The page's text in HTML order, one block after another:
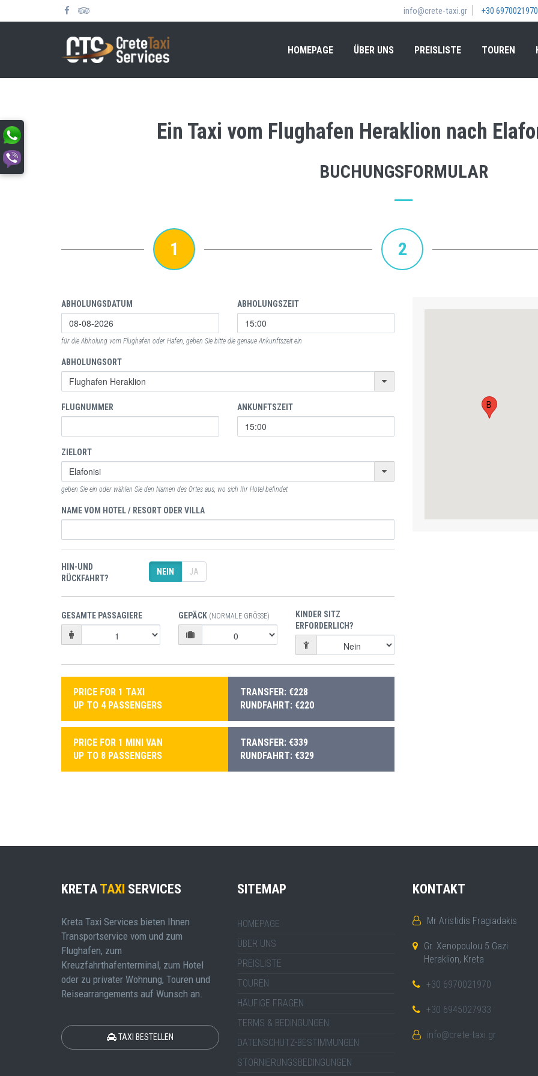
info@crete-taxi.gr +30 6970021970
HOMEPAGE ÜBER UNS PREISLISTE TOUREN
Ein Taxi vom Flughafen Heraklion nach
BUCHUNGSFORMULAR
1 2
ABHOLUNGSDATUM ABHOLUNGSZEIT
für die Abholung vom Flughafen oder Hafen, geben Sie bitte die genaue Ankunftszeit ein
ABHOLUNGSORT
FLUGNUMMER ANKUNFTSZEIT
ZIELORT
geben Sie ein oder wählen Sie den Namen des Ortes aus, wo sich Ihr Hotel befindet
NAME VOM HOTEL / RESORT ODER VILLA
HIN-UND
RÜCKFAHRT?
NEIN JA
GESAMTE PASSAGIERE GEPÄCK (NORMALE GRÖSSE)
KINDER SITZ
ERFORDERLICH?
PRICE FOR 1 TAXI
UP TO 4 PASSENGERS
TRANSFER: €228
RUNDFAHRT: €220
PRICE FOR 1 MINI VAN
UP TO 8 PASSENGERS
TRANSFER: €339
RUNDFAHRT: €329
B
KRETA TAXI SERVICES
Kreta Taxi Services bieten Ihnen
Transportservice vom und zum
Flughafen, zum
Kreuzfahrthafenterminal, zum Hotel
oder zu privater Wohnung, Touren und
Reisearrangements auf Wunsch an.
TAXI BESTELLEN
SITEMAP
HOMEPAGE
ÜBER UNS
PREISLISTE
TOUREN
HÄUFIGE FRAGEN
TERMS & BEDINGUNGEN
DATENSCHUTZ-BESTIMMUNGEN
STORNIERUNGSBEDINGUNGEN
KONTAKT
Mr Aristidis Fragiadakis
Gr. Xenopoulou 5 Gazi
Heraklion, Kreta
+30 6970021970
+30 6945027933
info@crete-taxi.gr